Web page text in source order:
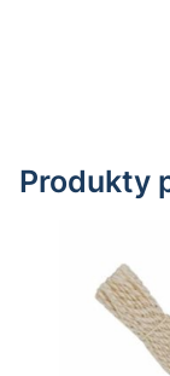
Produkty